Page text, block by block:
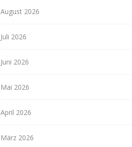
August 2026
Juli 2026
Juni 2026
Mai 2026
April 2026
März 2026